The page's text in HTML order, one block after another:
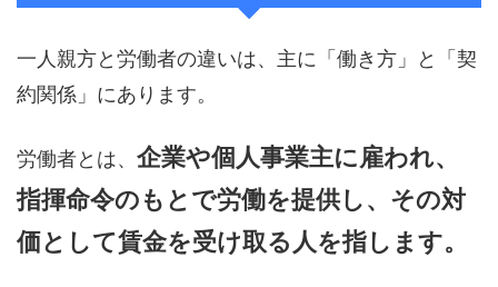
一人親方と労働者の違いは、主に「働き方」と「契
約関係」にあります。
労働者とは、 企業や個人事業主に雇われ、
指揮命令のもとで労働を提供し、その対
価として賃金を受け取る人を指します。